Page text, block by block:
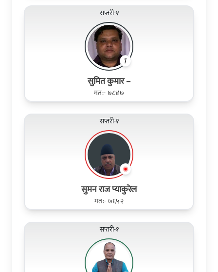
सप्तरी-१
सुमित कुमार –
मत:- ७८४७
सप्तरी-१
सुमन राज प्याकुरेल
मत:- ७६५२
सप्तरी-१